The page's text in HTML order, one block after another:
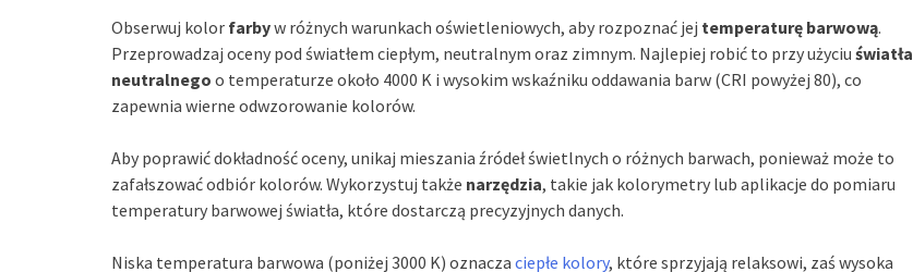
Obserwuj kolor farbyw różnych warunkach oświetleniowych, aby rozpoznać jej temperaturę barwową.
Przeprowadzaj oceny pod światłem ciepłym, neutralnym oraz zimnym. Najlepiej robić to przy użyciu światła
neutralnego o temperaturze około 4000 K i wysokim wskaźniku oddawania barw (CRI powyżej 80), co
zapewnia wierne odwzorowanie kolorów.
Aby poprawić dokładność oceny, unikaj mieszania źródeł świetlnych o różnych barwach, ponieważ może to
zafałszować odbiór kolorów. Wykorzystuj także narzędzia, takie jak kolorymetry lub aplikacje do pomiaru
temperatury barwowej światła, które dostarczą precyzyjnych danych.
Niska temperatura barwowa (poniżej 3000 K) oznacza ciepłe kolory, które sprzyjają relaksowi, zaś wysoka